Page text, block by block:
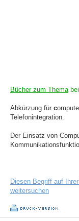
Bücher zum Themabei
Abkürzung für c
Telefonintegration.
Der Einsatz von
Diesen Begriff auf
weitersuchen